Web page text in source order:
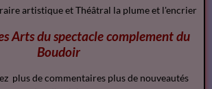
Arts du spectaclecomplementdu
Boudoir
plus de commentaires plus de nouveautés